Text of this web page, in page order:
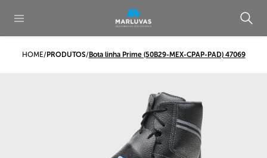
HOME/PRODUTOS/Bota linha Prime (50B29-MEX-CPAP-PAD) 47069